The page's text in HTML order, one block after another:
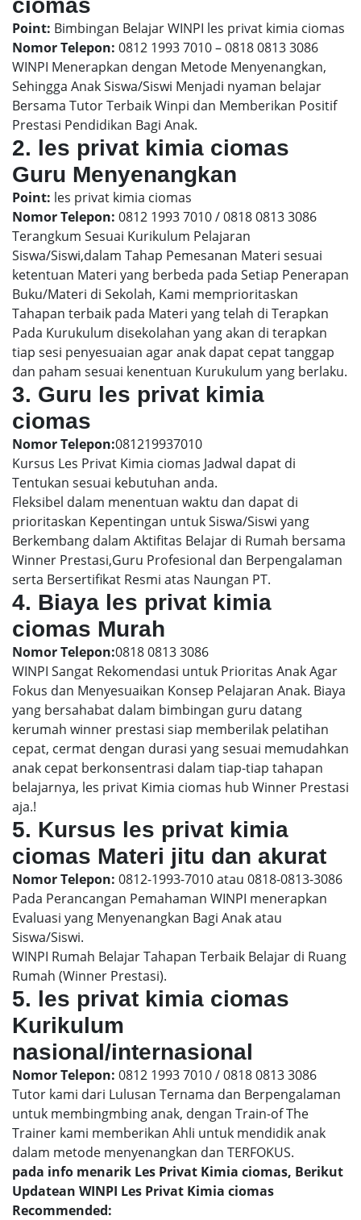
ciomas
Point: Bimbingan Belajar WINPI les privat kimia ciomas
Nomor Telepon: 0812 1993 7010 – 0818 0813 3086
WINPI Menerapkan dengan Metode Menyenangkan,
Sehingga Anak Siswa/Siswi Menjadi nyaman belajar
Bersama Tutor Terbaik Winpi dan Memberikan Positif
Prestasi Pendidikan Bagi Anak.
2. les privat kimia ciomas
Guru Menyenangkan
Point: les privat kimia ciomas
Nomor Telepon: 0812 1993 7010 / 0818 0813 3086
Terangkum Sesuai Kurikulum Pelajaran
Siswa/Siswi,dalam Tahap Pemesanan Materi sesuai
ketentuan Materi yang berbeda pada Setiap Penerapan
Buku/Materi di Sekolah, Kami memprioritaskan
Tahapan terbaik pada Materi yang telah di Terapkan
Pada Kurukulum disekolahan yang akan di terapkan
tiap sesi penyesuaian agar anak dapat cepat tanggap
dan paham sesuai kenentuan Kurukulum yang berlaku.
3. Guru les privat kimia
ciomas
Nomor Telepon:081219937010
Kursus Les Privat Kimia ciomas Jadwal dapat di
Tentukan sesuai kebutuhan anda.
Fleksibel dalam menentuan waktu dan dapat di
prioritaskan Kepentingan untuk Siswa/Siswi yang
Berkembang dalam Aktifitas Belajar di Rumah bersama
Winner Prestasi,Guru Profesional dan Berpengalaman
serta Bersertifikat Resmi atas Naungan PT.
4. Biaya les privat kimia
ciomas Murah
Nomor Telepon:0818 0813 3086
WINPI Sangat Rekomendasi untuk Prioritas Anak Agar
Fokus dan Menyesuaikan Konsep Pelajaran Anak. Biaya
yang bersahabat dalam bimbingan guru datang
kerumah winner prestasi siap memberilak pelatihan
cepat, cermat dengan durasi yang sesuai memudahkan
anak cepat berkonsentrasi dalam tiap-tiap tahapan
belajarnya, les privat Kimia ciomas hub Winner Prestasi
aja.!
5. Kursus les privat kimia
ciomas Materi jitu dan akurat
Nomor Telepon: 0812-1993-7010 atau 0818-0813-3086
Pada Perancangan Pemahaman WINPI menerapkan
Evaluasi yang Menyenangkan Bagi Anak atau
Siswa/Siswi.
WINPI Rumah Belajar Tahapan Terbaik Belajar di Ruang
Rumah (Winner Prestasi).
5. les privat kimia ciomas
Kurikulum
nasional/internasional
Nomor Telepon: 0812 1993 7010 / 0818 0813 3086
Tutor kami dari Lulusan Ternama dan Berpengalaman
untuk membingmbing anak, dengan Train-of The
Trainer kami memberikan Ahli untuk mendidik anak
dalam metode menyenangkan dan TERFOKUS.
pada info menarik Les Privat Kimia ciomas, Berikut
Updatean WINPI Les Privat Kimia ciomas
Recommended: